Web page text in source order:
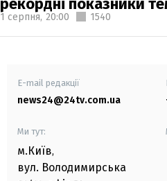
1 серпня, 20:00 1540
E-mail редакції
news24@24tv.com.ua
Ми тут:
м.Київ,
вул. Володимирська